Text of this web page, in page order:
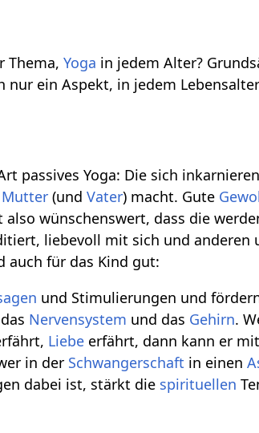
Thema,Yoga in jedem Alter?
nur ein Aspekt, in jedem
passives Yoga: Die sich
Mutter (undVater) macht. Gute
wünschenswert, dass die
liebevoll mit sich und anderen
auch für das Kind gut:
und Stimulierungen und
Nervensystem und das Gehirn.
Liebe erfährt, dann kann er
in der Schwangerschaft in einen
dabei ist, stärkt die spirituellen